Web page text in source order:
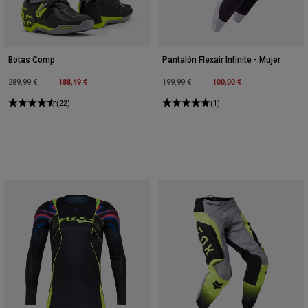
Botas Comp
Price reduced from
289,99 €to 188,49 €
(22)
Pantalón Flexair Infinite - Mujer
Price reduced from
199,99 €to 100,00 €
(1)